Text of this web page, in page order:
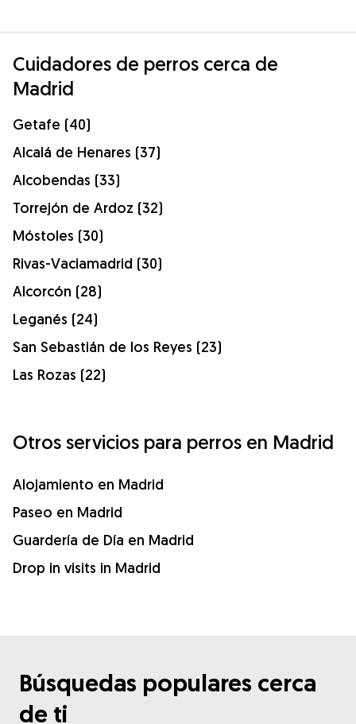
Cuidadores de perros cerca de
Madrid
Getafe (40)
Alcalá de Henares (37)
Alcobendas (33)
Torrejón de Ardoz (32)
Móstoles (30)
Rivas-Vaciamadrid (30)
Alcorcón (28)
Leganés (24)
San Sebastián de los Reyes (23)
Las Rozas (22)
Otros servicios para perros en Madrid
Alojamiento en Madrid
Paseo en Madrid
Guardería de Día en Madrid
Drop in visits in Madrid
Búsquedas populares cerca
de ti